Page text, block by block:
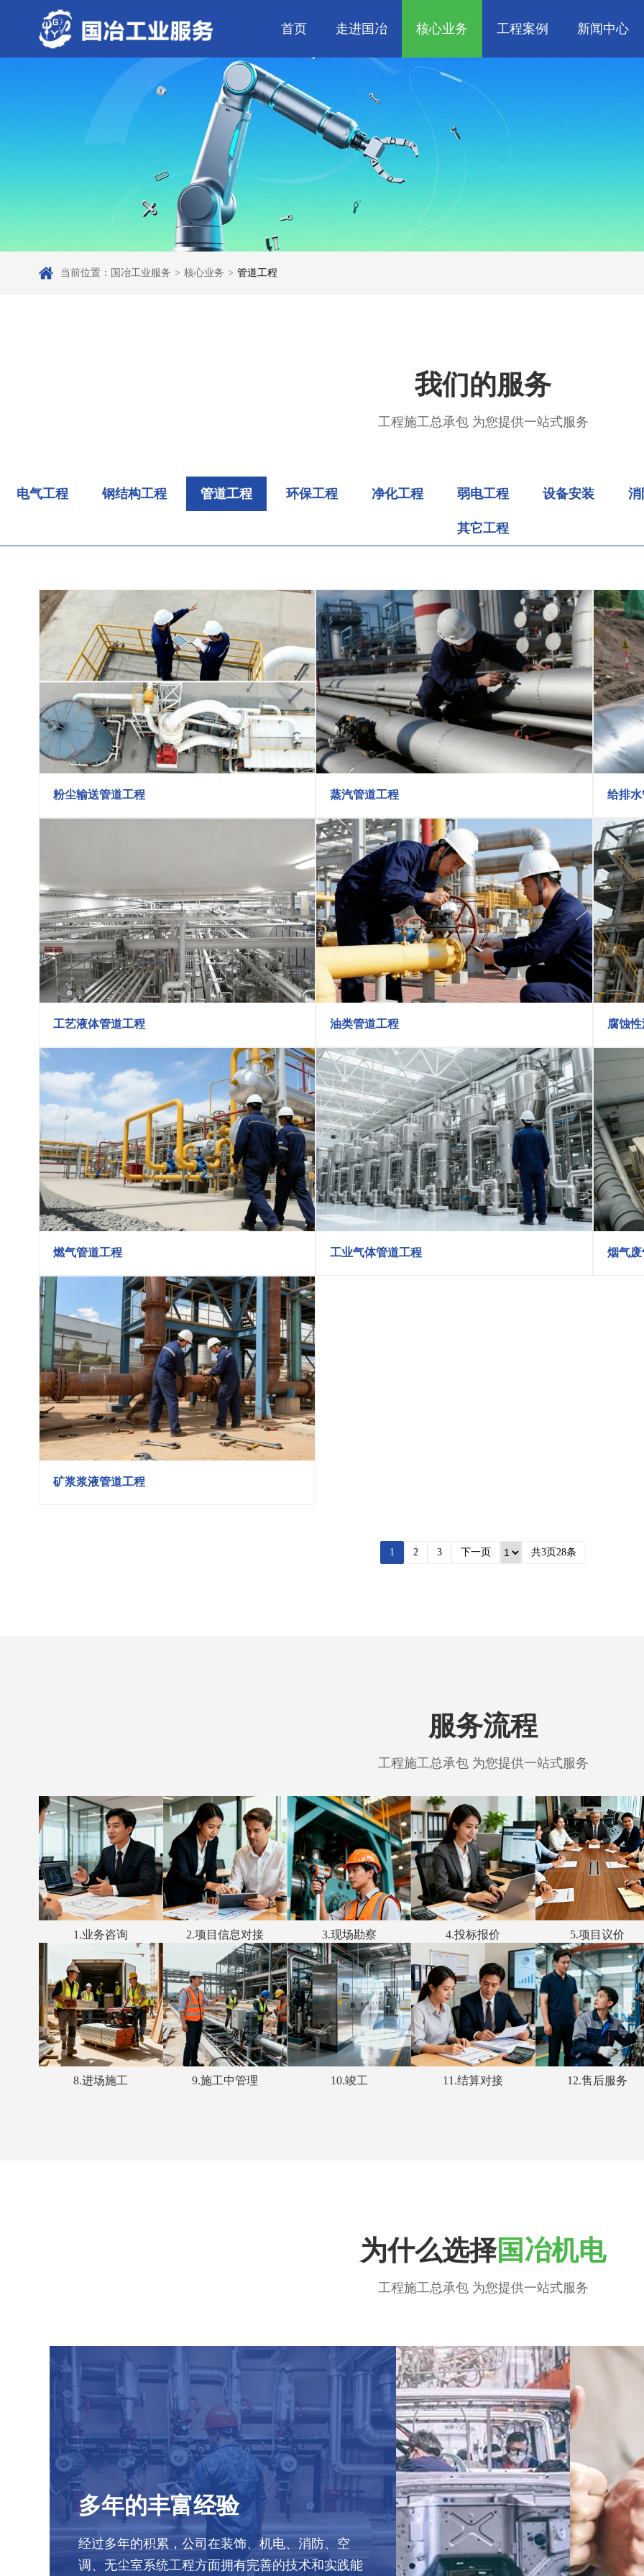
首页 走进国冶
发展历程 企业文化
核心业务
钢结构工程 管道工程
设备安装 消防工程
其它工程
工程案例
人工智能 • 机器人 航天 • 低空
新材料 • 特种金属 生物 • 医药
新闻中心
行业资讯 工程技巧
工业问答
机电 安装
当前位置： 国冶工业服务 > 核心业务 > 管道工程
我们的服务
工程施工总承包 为您提供一站式服务
电气工程 钢结构工程 管道工程 环保工程 净化工程 弱电工程 设备安装 消
其它工程
粉尘输送管道工程 蒸汽管道工程 给排
工艺液体管道工程 油类管道工程 腐蚀
燃气管道工程 工业气体管道工程 烟气
矿浆浆液管道工程
1 2 3 下一页 共3页28条
服务流程
工程施工总承包 为您提供一站式服务
1.业务咨询 2.项目信息对接 3.现场勘察 4.投标报价 5.项目议价
8.进场施工 9.施工中管理 10.竣工 11.结算对接 12.售后服务
为什么选择国冶机电
工程施工总承包 为您提供一站式服务
多年的丰富经验
经过多年的积累，公司在装饰、机电、消防、空
调、无尘室系统工程方面拥有完善的技术和实践能